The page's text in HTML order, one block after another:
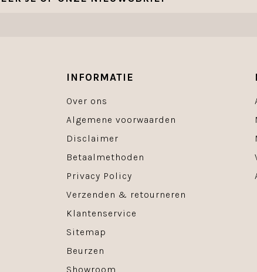
INFORMATIE
Over ons
Algemene voorwaarden
Disclaimer
Betaalmethoden
Privacy Policy
Verzenden & retourneren
Klantenservice
Sitemap
Beurzen
Showroom